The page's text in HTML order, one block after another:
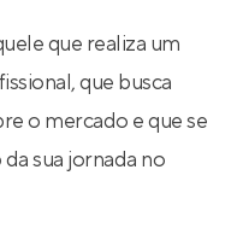
que realiza um
que busca
o mercado e que se
sua jornada no